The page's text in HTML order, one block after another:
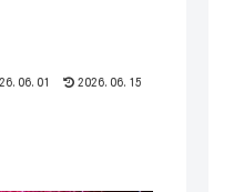
2026.06.15